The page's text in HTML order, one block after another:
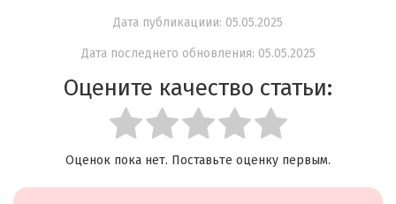
Дата публикациии: 05.05.2025
Дата последнего обновления: 05.05.2025
Оцените качество статьи:
Оценок пока нет. Поставьте оценку первым.